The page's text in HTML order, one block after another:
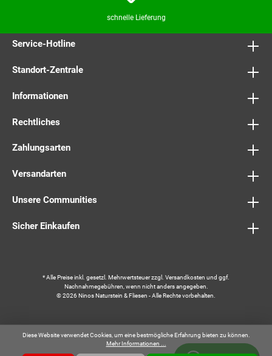
schnelle Lieferung
Service-Hotline
Standort-Zentrale
Informationen
Rechtliches
Zahlungsarten
Versandarten
Unsere Communities
Sicher Einkaufen
* Alle Preise inkl. gesetzl. Mehrwertsteuer zzgl. Versandkosten und ggf.
Nachnahmegebühren, wenn nicht anders angegeben.
© 2026 Ninos Naturstein & Fliesen - Alle Rechte vorbehalten.
Diese Website verwendet Cookies, um eine bestmögliche Erfahrung bieten zu können.
Mehr Informationen ...